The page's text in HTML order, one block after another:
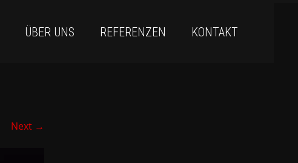
ÜBER UNS REFERENZEN KONTAKT
Next →